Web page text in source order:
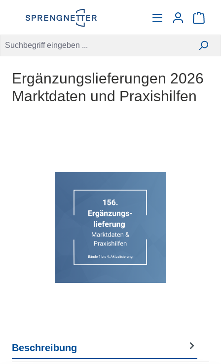
Ergänzungslieferungen 2026
Marktdaten und Praxishilfen
Beschreibung